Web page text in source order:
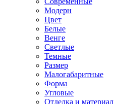
Модерн
Цвет
Белые
Венге
Светлые
Темные
Размер
Малогабаритные
Форма
Угловые
Отделка и материал